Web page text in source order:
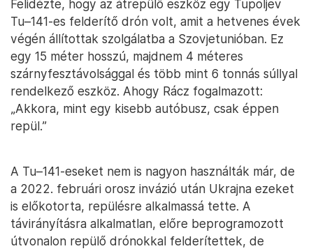
Felidézte, hogy az átrepülő eszköz egy Tupoljev
Tu–141-es felderítő drón volt, amit a hetvenes évek
végén állítottak szolgálatba a Szovjetunióban. Ez
egy 15 méter hosszú, majdnem 4 méteres
szárnyfesztávolsággal és több mint 6 tonnás súllyal
rendelkező eszköz. Ahogy Rácz fogalmazott:
„Akkora, mint egy kisebb autóbusz, csak éppen
repül.”
A Tu–141-eseket nem is nagyon használták már, de
a 2022. februári orosz invázió után Ukrajna ezeket
is előkotorta, repülésre alkalmassá tette. A
távirányításra alkalmatlan, előre beprogramozott
útvonalon repülő drónokkal felderítettek, de